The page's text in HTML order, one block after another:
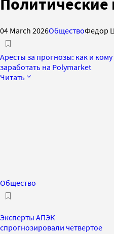
Политические
04 March 2026ОбществоФедор
Аресты за прогнозы: как и
заработать на Polymarket
Читать
Общество
Эксперты АПЭК
спрогнозировали четвертое